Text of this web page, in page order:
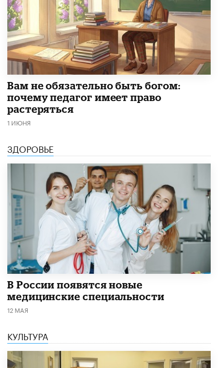
​Вам не обязательно быть богом:
почему педагог имеет право
растеряться
1 ИЮНЯ
ЗДОРОВЬЕ
В России появятся новые
медицинские специальности
12 МАЯ
КУЛЬТУРА